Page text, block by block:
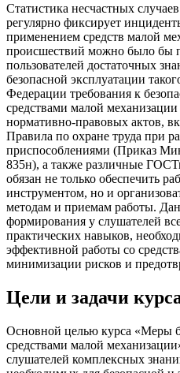
Статистика несчастных
регулярно фиксирует
применением средств малой
происшествий можно было бы
пользователей достаточных
безопасной эксплуатации
Федерации требования к
средствами малой
нормативно-правовых актов,
Правила по охране труда при
приспособлениями (Приказ
835н), а также различные
обязан не только обеспечить
инструментом, но и
методам и приемам работы.
формирования у слушателей
практических навыков,
эффективной работы со
минимизации рисков и
Цели и задачи
Основной целью курса «Меры
средствами малой
слушателей комплексных